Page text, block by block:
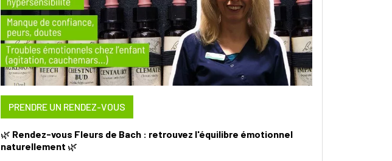
PRENDRE UN RENDEZ-VOUS
🌿 Rendez-vous Fleurs de Bach : retrouvez l'équilibre émotionnel
naturellement 🌿